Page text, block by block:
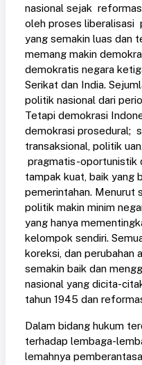
nasional sejak
oleh proses liberalisasi
yang semakin luas dan
memang makin
demokratis negara
Serikat dan India.
politik nasional dari
Tetapi demokrasi
demokrasi prosedural;
transaksional, politik
pragmatis-oportunistik
tampak kuat, baik yang
pemerintahan. Menurut
politik makin minim
yang hanya
kelompok sendiri.
koreksi, dan perubahan
semakin baik dan
nasional yang dicita-
tahun 1945 dan
Dalam bidang hukum
terhadap lembaga-
lemahnya